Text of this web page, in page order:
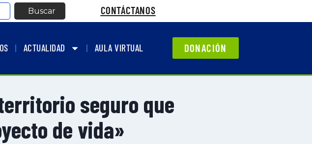
Buscar CONTÁCTANOS
ACTUALIDAD AULA VIRTUAL DONACIÓN
seguro que
de vida»